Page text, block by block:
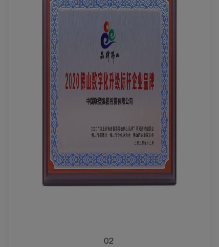
02